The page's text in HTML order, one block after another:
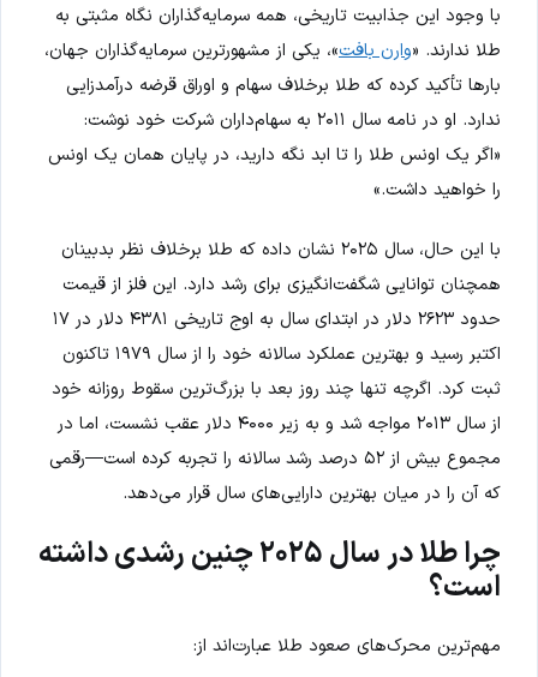
با وجود این جذابیت تاریخی، همه سرمایه‌گذاران نگاه مثبتی به
طلا ندارند. «وارن بافت»، یکی از مشهورترین سرمایه‌گذاران جهان،
بارها تأکید کرده که طلا برخلاف سهام و اوراق قرضه درآمدزایی
ندارد. او در نامه سال ۲۰۱۱ به سهام‌داران شرکت خود نوشت:
«اگر یک اونس طلا را تا ابد نگه دارید، در پایان همان یک اونس
را خواهید داشت.»
با این حال، سال ۲۰۲۵ نشان داده که طلا برخلاف نظر بدبینان
همچنان توانایی شگفت‌انگیزی برای رشد دارد. این فلز از قیمت
حدود ۲۶۲۳ دلار در ابتدای سال به اوج تاریخی ۴۳۸۱ دلار در ۱۷
اکتبر رسید و بهترین عملکرد سالانه خود را از سال ۱۹۷۹ تاکنون
ثبت کرد. اگرچه تنها چند روز بعد با بزرگ‌ترین سقوط روزانه خود
از سال ۲۰۱۳ مواجه شد و به زیر ۴۰۰۰ دلار عقب نشست، اما در
مجموع بیش از ۵۲ درصد رشد سالانه را تجربه کرده است—رقمی
که آن را در میان بهترین دارایی‌های سال قرار می‌دهد.
چرا طلا در سال ۲۰۲۵ چنین رشدی داشته
است؟
مهم‌ترین محرک‌های صعود طلا عبارت‌اند از: